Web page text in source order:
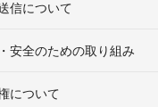
信について
安全のための取り組み
について